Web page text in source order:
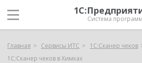
Система программ
Главная Сервисы ИТС
1С:Сканер чеков
1С:Сканер чеков в Химках